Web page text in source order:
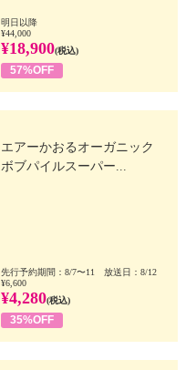
明日以降
¥44,000
¥18,900(税込)
57%OFF
エアーかおるオーガニック
ボブパイルスーパー...
先行予約期間：8/7〜11 放送日：8/12
¥6,600
¥4,280(税込)
35%OFF